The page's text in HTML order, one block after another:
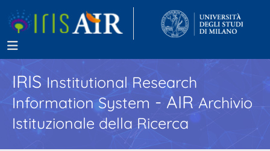
IRISInstitutional Research
Information System - AIR Archivio
Istituzionale della Ricerca